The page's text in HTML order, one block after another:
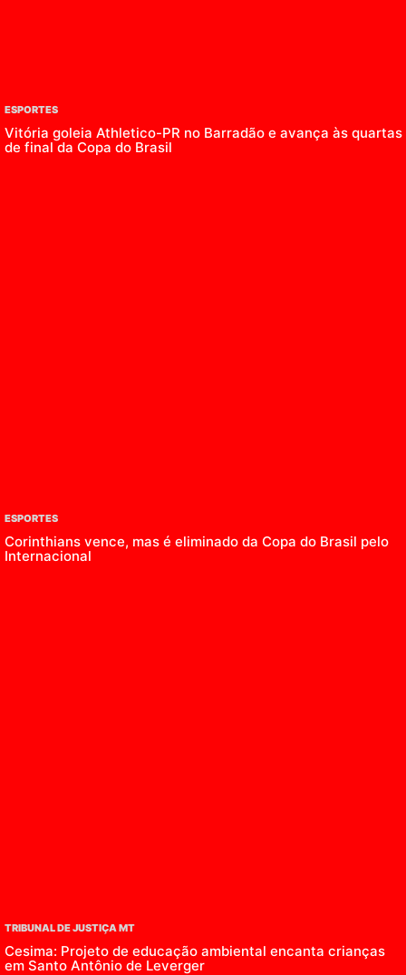
ESPORTES
Vitória goleia Athletico-PR no Barradão e avança às quartas
de final da Copa do Brasil
ESPORTES
Corinthians vence, mas é eliminado da Copa do Brasil pelo
Internacional
TRIBUNAL DE JUSTIÇA MT
Cesima: Projeto de educação ambiental encanta crianças
em Santo Antônio de Leverger